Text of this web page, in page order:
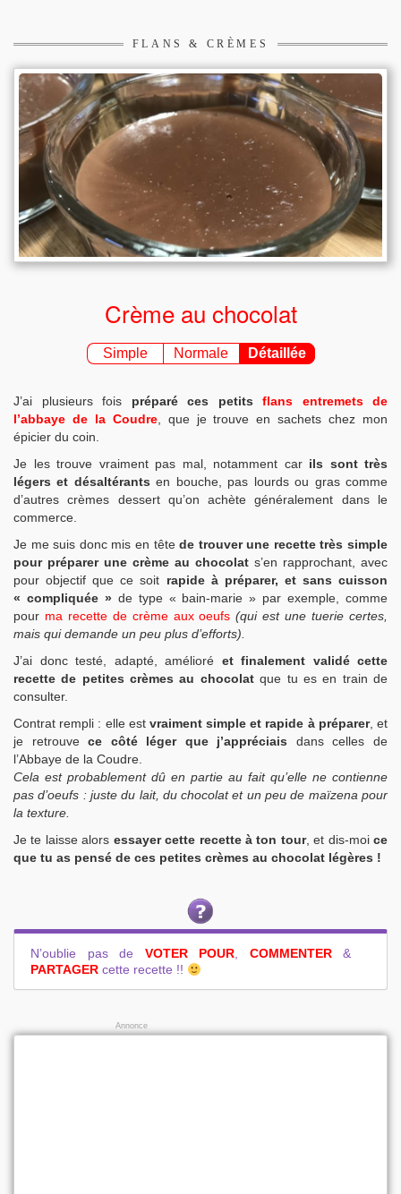
FLANS & CRÈMES
Crème au chocolat
Simple Normale Détaillée
J’ai plusieurs fois préparé ces petits flans entremets de
l’abbaye de la Coudre, que je trouve en sachets chez mon
épicier du coin.
Je les trouve vraiment pas mal, notamment car ils sont très
légers et désaltérants en bouche, pas lourds ou gras comme
d’autres crèmes dessert qu’on achète généralement dans le
commerce.
Je me suis donc mis en têtede trouver une recette très simple
pour préparer une crème au chocolat s’en rapprochant, avec
pour objectif que ce soit rapide à préparer, et sans cuisson
« compliquée »de type « bain-marie » par exemple, comme
pour ma recette de crème aux oeufs (qui est une tuerie certes,
mais qui demande un peu plus d’efforts).
J’ai donc testé, adapté, amélioré et finalement validé cette
recette de petites crèmes au chocolatque tu es en train de
consulter.
Contrat rempli : elle est vraiment simple et rapide à préparer, et
je retrouvece côté léger que j’appréciais dans celles de
l’Abbaye de la Coudre.
Cela est probablement dû en partie au fait qu’elle ne contienne
pas d’oeufs : juste du lait, du chocolat et un peu de maïzena pour
la texture.
Je te laisse alors essayer cette recette à ton tour, et dis-moice
que tu as pensé de ces petites crèmes au chocolat légères !
N’oublie pas de VOTER POUR, COMMENTER&
PARTAGER cette recette !!